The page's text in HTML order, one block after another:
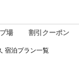
場 割引クーポン
泊プラン一覧